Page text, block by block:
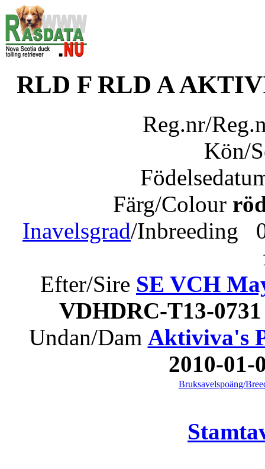
RLD F RLD A
Reg.nr/
Kön/
Färg/Colour
Inavelsgrad/Inbreeding
Efter/Sire SE VCH
VDHDRC-T13-
Undan/Dam Aktiviva's
2010-
Bruksavelspoäng/